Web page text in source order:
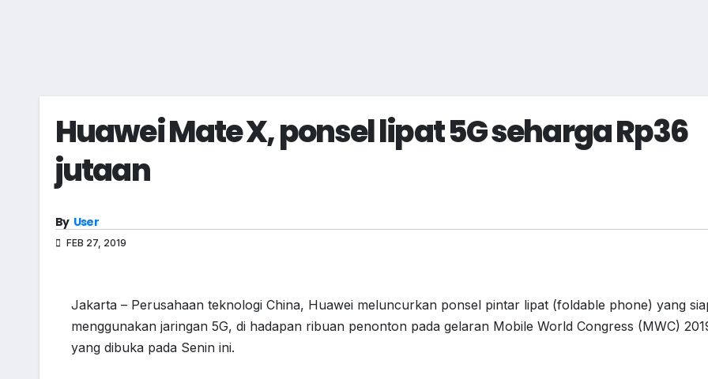
Huawei Mate X, ponsel lipat 5G seharga Rp36
jutaan
By User
FEB 27, 2019
Jakarta – Perusahaan teknologi China, Huawei meluncurkan ponsel pintar lipat (foldable phone) yang
menggunakan jaringan 5G, di hadapan ribuan penonton pada gelaran Mobile World Congress (MWC)
yang dibuka pada Senin ini.